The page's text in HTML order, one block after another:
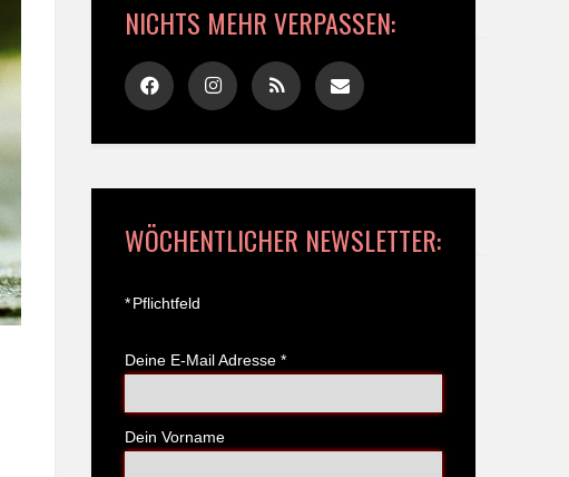
NICHTS MEHR VERPASSEN:
WÖCHENTLICHER NEWSLETTER:
*Pflichtfeld
Deine E-Mail Adresse *
Dein Vorname